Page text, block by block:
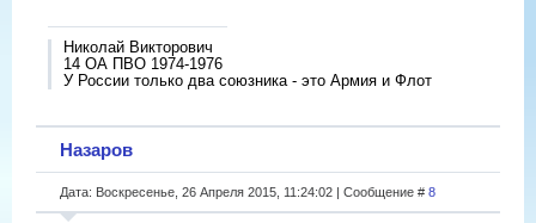
Николай Викторович
14 ОА ПВО 1974-1976
У России только два союзника - это Армия и Флот
Назаров
Дата: Воскресенье, 26 Апреля 2015, 11:24:02 | Сообщение # 8